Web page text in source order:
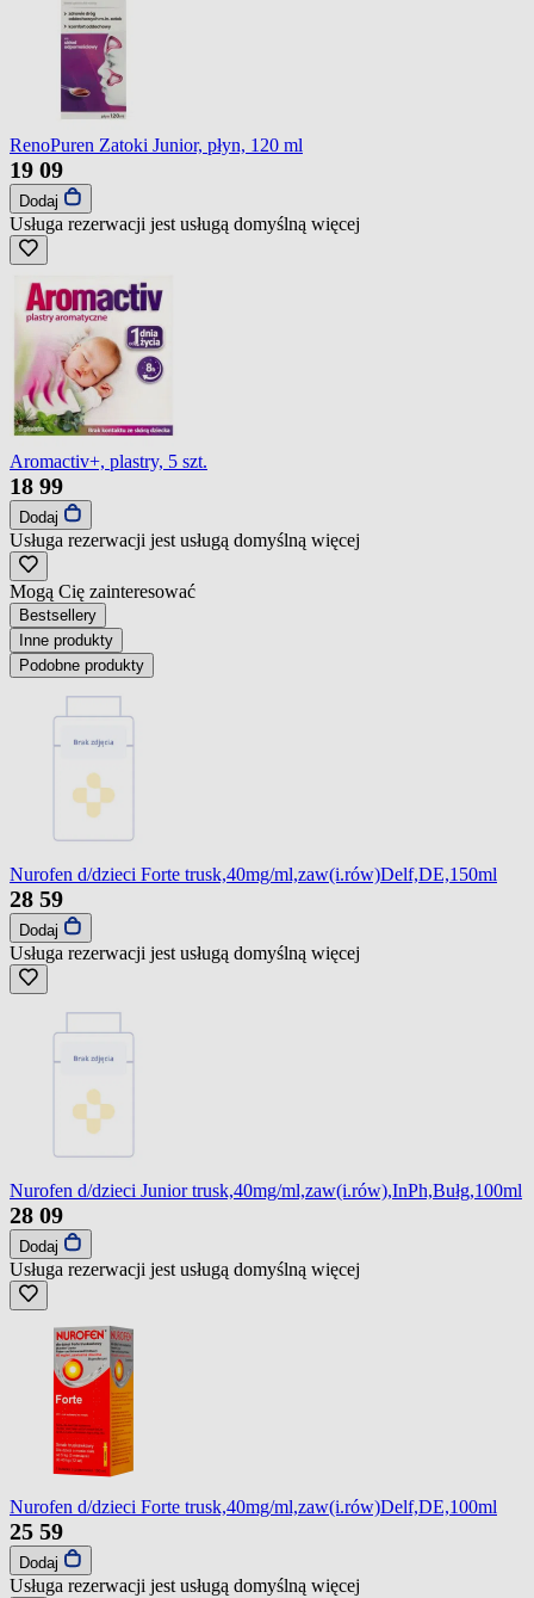
RenoPuren Zatoki Junior, płyn, 120 ml
19 09
Dodaj
Usługa rezerwacji jest usługą domyślną więcej
Aromactiv+, plastry, 5 szt.
18 99
Dodaj
Usługa rezerwacji jest usługą domyślną więcej
Mogą Cię zainteresować
Bestsellery
Inne produkty
Podobne produkty
Nurofen d/dzieci Forte trusk,40mg/ml,zaw(i.rów)Delf,DE,150ml
28 59
Dodaj
Usługa rezerwacji jest usługą domyślną więcej
Nurofen d/dzieci Junior trusk,40mg/ml,zaw(i.rów),InPh,Bułg,100ml
28 09
Dodaj
Usługa rezerwacji jest usługą domyślną więcej
Nurofen d/dzieci Forte trusk,40mg/ml,zaw(i.rów)Delf,DE,100ml
25 59
Dodaj
Usługa rezerwacji jest usługą domyślną więcej